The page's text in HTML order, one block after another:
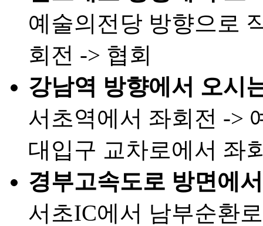
예술의전당 방향으로
회전 -> 협회
강남역 방향에서 오시
서초역에서 좌회전 ->
대입구 교차로에서 좌
경부고속도로 방면에
서초IC에서 남부순환